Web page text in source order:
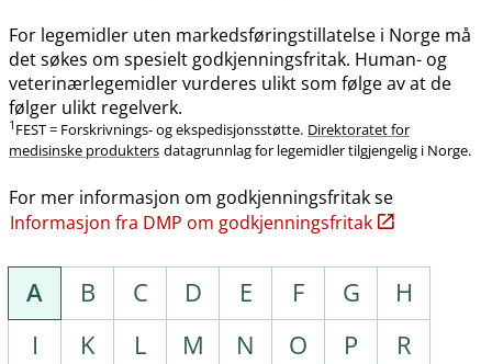
For legemidler uten markedsføringstillatelse i Norge må
det søkes om spesielt godkjenningsfritak. Human- og
veterinærlegemidler vurderes ulikt som følge av at de
følger ulikt regelverk.
1 FEST = Forskrivnings- og ekspedisjonsstøtte. Direktoratet for
medisinske produkters datagrunnlag for legemidler tilgjengelig i Norge.
For mer informasjon om godkjenningsfritak se
Informasjon fra DMP om godkjenningsfritak
A B C D E F G
H
I
K L M N O P
R